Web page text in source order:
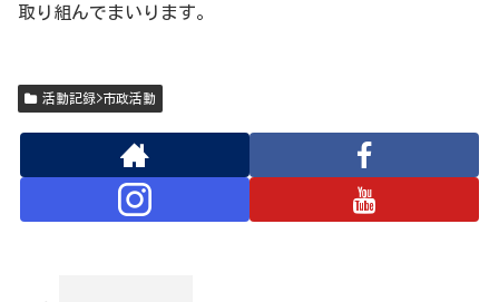
取り組んでまいります。
活動記録>市政活動